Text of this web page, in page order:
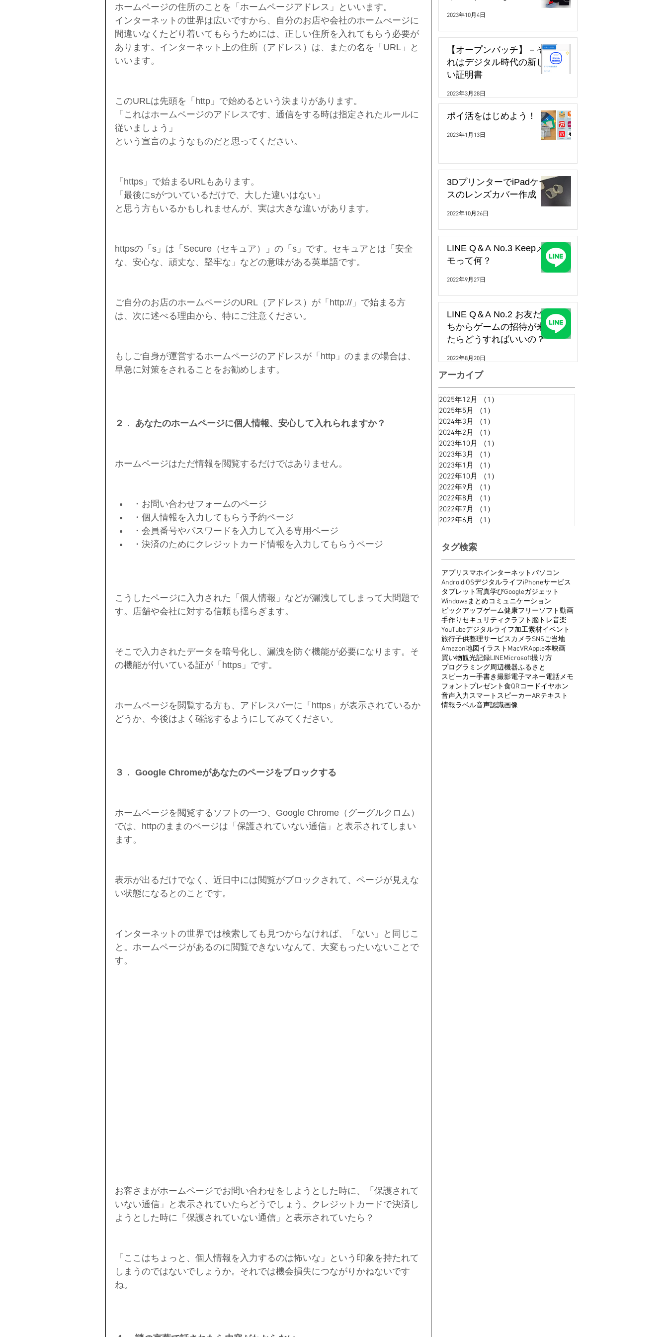
ホームページの住所のことを「ホームページアドレス」といいます。
インターネットの世界は広いですから、自分のお店や会社のホームぺージに
間違いなくたどり着いてもらうためには、正しい住所を入れてもらう必要が
あります。インターネット上の住所（アドレス）は、またの名を「URL」と
いいます。
このURLは先頭を「http」で始めるという決まりがあります。
「これはホームページのアドレスです、通信をする時は指定されたルールに
従いましょう」
という宣言のようなものだと思ってください。
「https」で始まるURLもあります。
「最後にsがついているだけで、大した違いはない」
と思う方もいるかもしれませんが、実は大きな違いがあります。
httpsの「s」は「Secure（セキュア）」の「s」です。セキュアとは「安全
な、安心な、頑丈な、堅牢な」などの意味がある英単語です。
ご自分のお店のホームページのURL（アドレス）が「http://」で始まる方
は、次に述べる理由から、特にご注意ください。
もしご自身が運営するホームページのアドレスが「http」のままの場合は、
早急に対策をされることをお勧めします。
２． あなたのホームページに個人情報、安心して入れられますか？
ホームページはただ情報を閲覧するだけではありません。
・お問い合わせフォームのページ
・個人情報を入力してもらう予約ページ
・会員番号やパスワードを入力して入る専用ページ
・決済のためにクレジットカード情報を入力してもらうページ
こうしたページに入力された「個人情報」などが漏洩してしまって大問題で
す。店舗や会社に対する信頼も揺らぎます。
そこで入力されたデータを暗号化し、漏洩を防ぐ機能が必要になります。そ
の機能が付いている証が「https」です。
ホームページを閲覧する方も、アドレスバーに「https」が表示されているか
どうか、今後はよく確認するようにしてみてください。
３． Google Chromeがあなたのページをブロックする
ホームページを閲覧するソフトの一つ、Google Chrome（グーグルクロム）
では、httpのままのページは「保護されていない通信」と表示されてしまい
ます。
表示が出るだけでなく、近日中には閲覧がブロックされて、ページが見えな
い状態になるとのことです。
インターネットの世界では検索しても見つからなければ、「ない」と同じこ
と。ホームページがあるのに閲覧できないなんて、大変もったいないことで
す。
お客さまがホームページでお問い合わせをしようとした時に、「保護されて
いない通信」と表示されていたらどうでしょう。クレジットカードで決済し
ようとした時に「保護されていない通信」と表示されていたら？
「ここはちょっと、個人情報を入力するのは怖いな」という印象を持たれて
しまうのではないでしょうか。それでは機会損失につながりかねないです
ね。
2023年10月4日
【オープンバッチ】－そ
れはデジタル時代の新し
い証明書
2023年3月28日
ポイ活をはじめよう！
2023年1月13日
3DプリンターでiPadケー
スのレンズカバー作成
2022年10月26日
LINE Q＆A No.3 Keepメ
モって何？
2022年9月27日
LINE Q＆A No.2 お友だ
ちからゲームの招待が来
たらどうすればいいの？
2022年8月20日
アーカイブ
2025年12月 （1）
2025年5月
（1）
2024年3月
（1）
2024年2月
（1）
2023年10月
（1）
2023年3月
（1）
2023年1月
（1）
2022年10月
（1）
2022年9月
（1）
2022年8月
（1）
2022年7月
（1）
2022年6月
（1）
タグ検索
アプリ スマホインターネットパソコン
AndroidiOSデジタルライフiPhoneサービス
タブレット写真学びGoogleガジェット
Windowsまとめコミュニケーション
ピックアップゲーム健康フリーソフト動画
手作り セキュリティ クラフト脳トレ音楽
YouTubeデジタルライフ加工素材イベント
旅行子供整理サービスカメラSNSご当地
Amazon地図イラスト MacVRApple本映画
買い物観光記録LINEMicrosoft撮り方
プログラミング周辺機器ふるさと
スピーカー手書き撮影電子マネー電話メモ
フォント プレゼント食QRコードイヤホン
音声入力スマートスピーカーARテキスト
情報ラベル音声認識画像